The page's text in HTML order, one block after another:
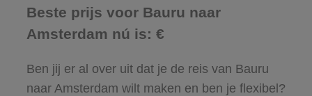
Beste prijs voor Bauru naar
Amsterdam nú is: €
Ben jij er al over uit dat je de reis van Bauru
naar Amsterdam wilt maken en ben je flexibel?